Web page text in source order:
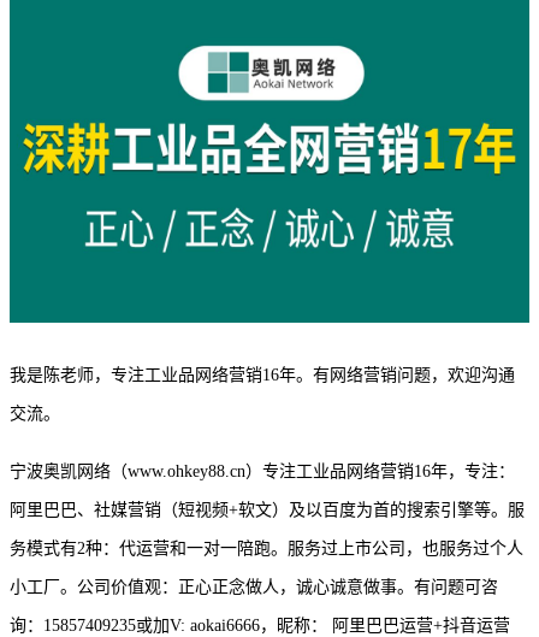
我是陈老师，专注工业品网络营销16年。有网络营销问题，欢迎沟通
交流。
宁波奥凯网络（www.ohkey88.cn）专注工业品网络营销16年，专注：
阿里巴巴、社媒营销（短视频+软文）及以百度为首的搜索引擎等。服
务模式有2种：代运营和一对一陪跑。服务过上市公司，也服务过个人
小工厂。公司价值观：正心正念做人，诚心诚意做事。有问题可咨
询：15857409235或加V: aokai6666，昵称： 阿里巴巴运营+抖音运营